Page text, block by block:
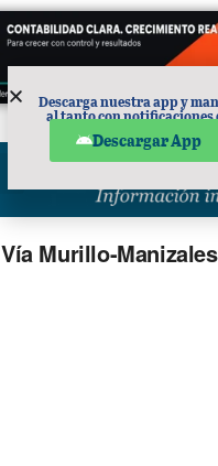
PUBLICIDAD
Vía Murillo-Manizales
Descarga nuestra app y
al tanto con notificaciones
Descargar App